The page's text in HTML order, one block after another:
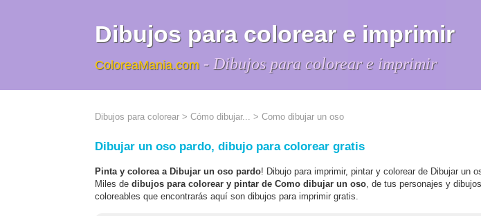
Dibujos para colorear e imprimir
ColoreaMania.com - Dibujos para colorear e imprimir
Dibujos para colorear > Cómo dibujar... > Como dibujar un oso
Dibujar un oso pardo, dibujo para colorear gratis
Pinta y colorea a Dibujar un oso pardo! Dibujo para imprimir, pintar y colorear de Dibujar un
Miles de dibujos para colorear y pintar de Como dibujar un oso, de tus personajes y
coloreables que encontrarás aquí son dibujos para imprimir gratis.